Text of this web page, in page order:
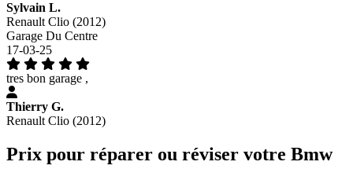
Sylvain L.
Renault Clio (2012)
Garage Du Centre
17-03-25
tres bon garage ,
Thierry G.
Renault Clio (2012)
Prix pour réparer ou réviser votre Bmw